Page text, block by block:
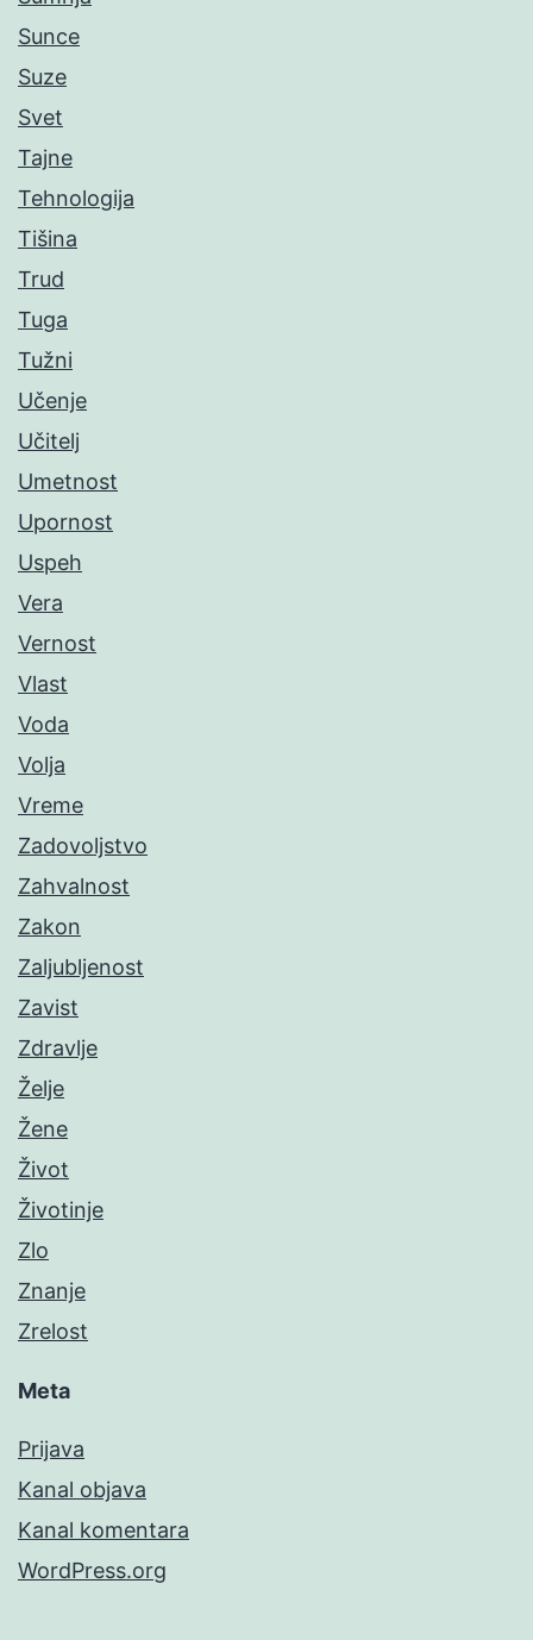
Sunce
Suze
Svet
Tajne
Tehnologija
Tišina
Trud
Tuga
Tužni
Učenje
Učitelj
Umetnost
Upornost
Uspeh
Vera
Vernost
Vlast
Voda
Volja
Vreme
Zadovoljstvo
Zahvalnost
Zakon
Zaljubljenost
Zavist
Zdravlje
Želje
Žene
Život
Životinje
Zlo
Znanje
Zrelost
Meta
Prijava
Kanal objava
Kanal komentara
WordPress.org